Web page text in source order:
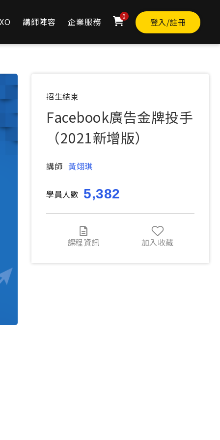
講師陣容 企業服務 0 登入/註冊
TWD 立即購買
招生結束
Facebook廣告金牌投手
（2021新增版）
講師 黃翊琪
學員人數 5,382
課程資訊 加入收藏